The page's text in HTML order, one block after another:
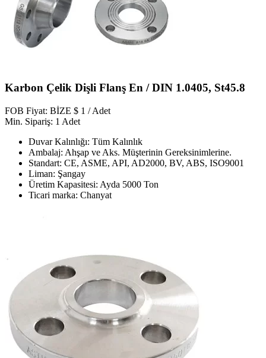
Karbon Çelik Dişli Flanş En / DIN 1.0405, St45.8
FOB Fiyat: BİZE $ 1 / Adet
Min. Sipariş: 1 Adet
Duvar Kalınlığı: Tüm Kalınlık
Ambalaj: Ahşap ve Aks. Müşterinin Gereksinimlerine.
Standart: CE, ASME, API, AD2000, BV, ABS, ISO9001
Liman: Şangay
Üretim Kapasitesi: Ayda 5000 Ton
Ticari marka: Chanyat